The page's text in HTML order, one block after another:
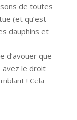
de toutes
(et qu’est-
dauphins et
d’avouer que
avez le droit
! Cela